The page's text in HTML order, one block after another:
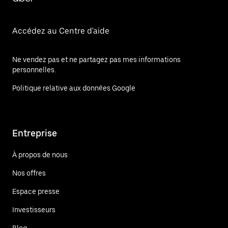
Accédez au Centre d'aide
Ne vendez pas et ne partagez pas mes informations
personnelles.
Politique relative aux données Google
Entreprise
À propos de nous
Nos offres
Espace presse
Investisseurs